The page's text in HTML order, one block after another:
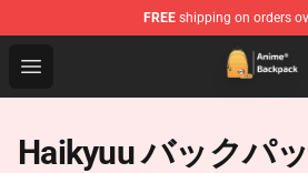
FREE shipping on orders
Open menu
Anime Backpack Shop -
Haikyuu バックパ